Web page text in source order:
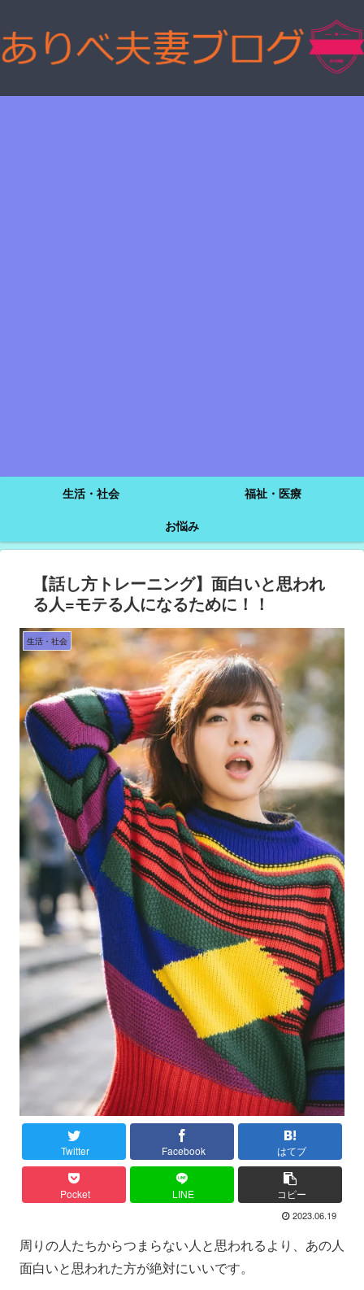
生活・社会
福祉・医療
お悩み
【話し方トレーニング】面白いと思われ
る人=モテる人になるために！！
生活・社会
Twitter Facebook はてブ
Pocket LINE コピー
2023.06.19
周りの人たちからつまらない人と思われるより、あの人
面白いと思われた方が絶対にいいです。